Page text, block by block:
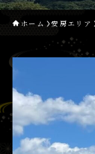
ホーム 安房エリア